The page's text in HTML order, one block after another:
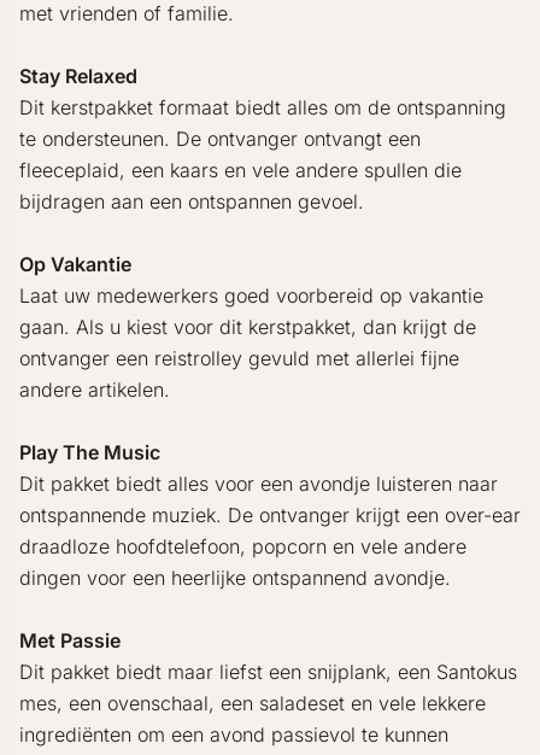
met vrienden of familie.
Stay Relaxed
Dit kerstpakket formaat biedt alles om de ontspanning
te ondersteunen. De ontvanger ontvangt een
fleeceplaid, een kaars en vele andere spullen die
bijdragen aan een ontspannen gevoel.
Op Vakantie
Laat uw medewerkers goed voorbereid op vakantie
gaan. Als u kiest voor dit kerstpakket, dan krijgt de
ontvanger een reistrolley gevuld met allerlei fijne
andere artikelen.
Play The Music
Dit pakket biedt alles voor een avondje luisteren naar
ontspannende muziek. De ontvanger krijgt een over-ear
draadloze hoofdtelefoon, popcorn en vele andere
dingen voor een heerlijke ontspannend avondje.
Met Passie
Dit pakket biedt maar liefst een snijplank, een Santokus
mes, een ovenschaal, een saladeset en vele lekkere
ingrediënten om een avond passievol te kunnen